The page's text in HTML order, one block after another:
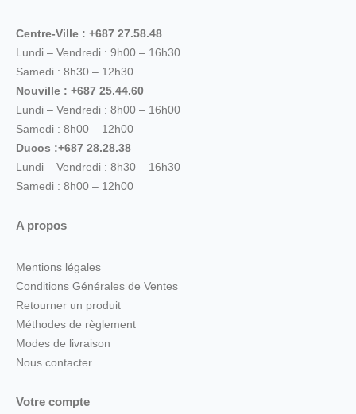
Centre-Ville : +687 27.58.48
Lundi – Vendredi : 9h00 – 16h30
Samedi : 8h30 – 12h30
Nouville : +687 25.44.60
Lundi – Vendredi : 8h00 – 16h00
Samedi : 8h00 – 12h00
Ducos :+687 28.28.38
Lundi – Vendredi : 8h30 – 16h30
Samedi : 8h00 – 12h00
A propos
Mentions légales
Conditions Générales de Ventes
Retourner un produit
Méthodes de règlement
Modes de livraison
Nous contacter
Votre compte